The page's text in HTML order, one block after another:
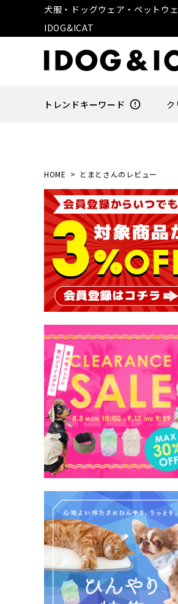
犬服・ドッグウェア・ペットウ
IDOG&ICAT
トレンドキーワード error_outline ク
HOME とまとさんのレビュー